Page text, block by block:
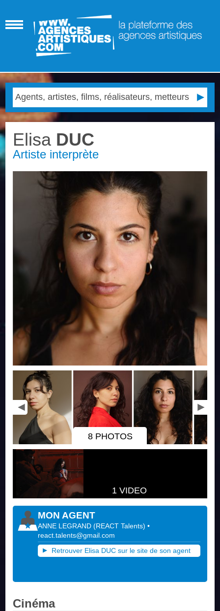
Elisa DUC
Artiste interprète
8 PHOTOS
1 VIDEO
MON AGENT
ANNE LEGRAND (REACT Talents)•
react.talents@gmail.com
Retrouver Elisa DUC sur le site de son agent
Cinéma